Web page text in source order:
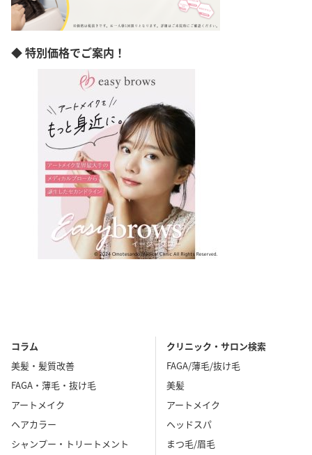
◆ 特別価格でご案内！
コラム
美髪・髪質改善
FAGA・薄毛・抜け毛
アートメイク
ヘアカラー
シャンプー・トリートメント
クリニック・サロン検索
FAGA/薄毛/抜け毛
美髪
アートメイク
ヘッドスパ
まつ毛/眉毛